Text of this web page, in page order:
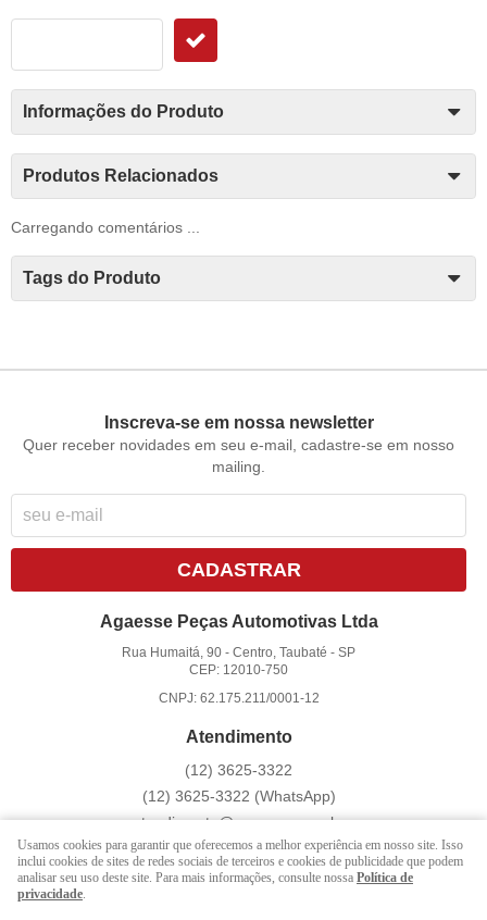
Informações do Produto
Produtos Relacionados
Carregando comentários ...
Tags do Produto
Inscreva-se em nossa newsletter
Quer receber novidades em seu e-mail, cadastre-se em nosso
mailing.
CADASTRAR
Agaesse Peças Automotivas Ltda
Rua Humaitá, 90 -Centro, Taubaté -SP
CEP: 12010-750
CNPJ: 62.175.211/0001-12
Atendimento
(12) 3625-3322
(12) 3625-3322 (WhatsApp)
atendimento@agaesse.com.br
LOJA VIRTUAL CRIADA POR
Usamos cookies para garantir que oferecemos a melhor experiência em nosso site. Isso
inclui cookies de sites de redes sociais de terceiros e cookies de publicidade que podem
analisar seu uso deste site. Para mais informações, consulte nossa Política de
privacidade.